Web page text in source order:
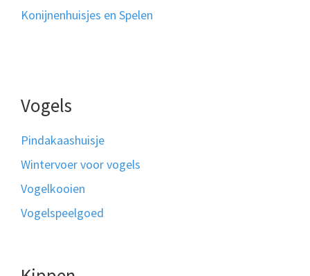
Konijnenhuisjes en Spelen
Vogels
Pindakaashuisje
Wintervoer voor vogels
Vogelkooien
Vogelspeelgoed